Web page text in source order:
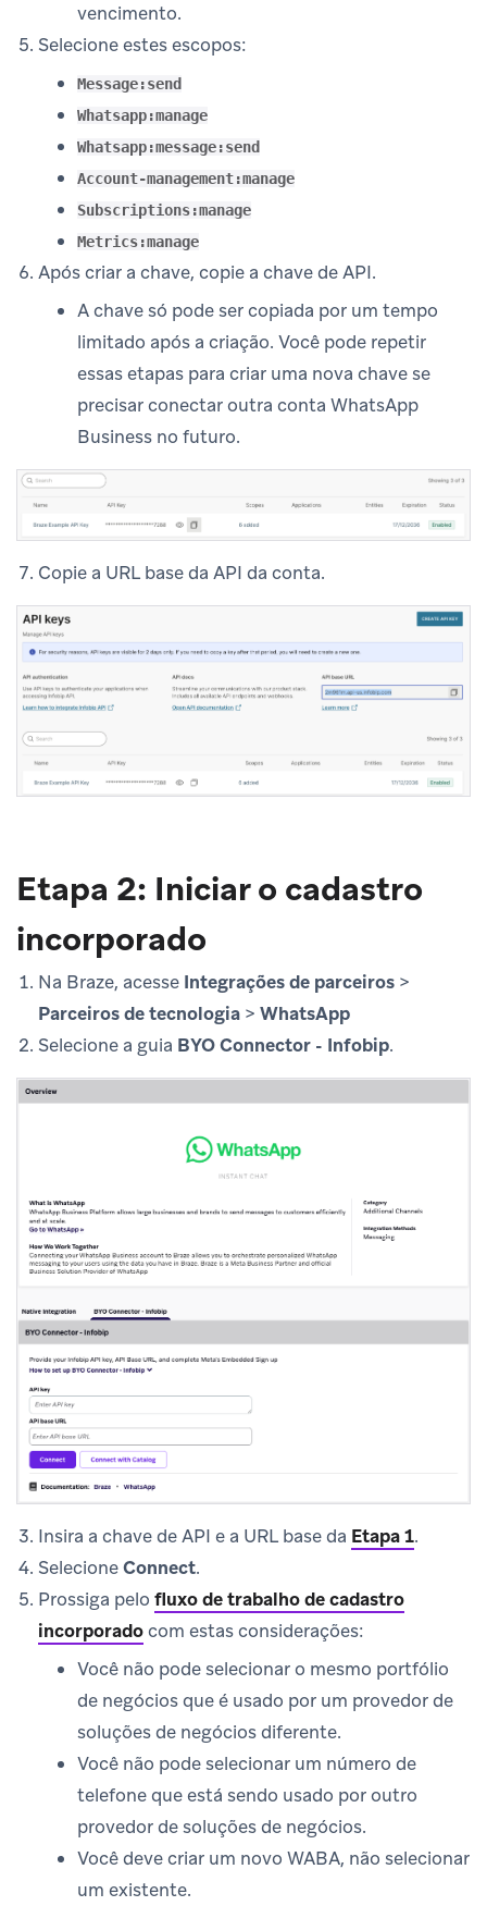
vencimento.
Selecione estes escopos:
Message:send
Whatsapp:manage
Whatsapp:message:send
Account-management:manage
Subscriptions:manage
Metrics:manage
Após criar a chave, copie a chave de API.
A chave só pode ser copiada por um tempo
limitado após a criação. Você pode repetir
essas etapas para criar uma nova chave se
precisar conectar outra conta WhatsApp
Business no futuro.
Copie a URL base da API da conta.
Etapa 2: Iniciar o cadastro
incorporado
Na Braze, acesse Integrações de parceiros >
Parceiros de tecnologia > WhatsApp
Selecione a guia BYO Connector - Infobip.
Insira a chave de API e a URL base da Etapa 1.
SelecioneConnect.
Prossiga pelo fluxo de trabalho de cadastro
incorporadocom estas considerações:
Você não pode selecionar o mesmo portfólio
de negócios que é usado por um provedor de
soluções de negócios diferente.
Você não pode selecionar um número de
telefone que está sendo usado por outro
provedor de soluções de negócios.
Você deve criar um novo WABA, não selecionar
um existente.